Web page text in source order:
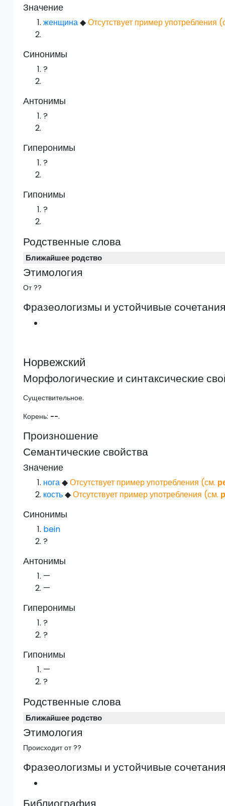
Значение
женщина◆Отсутствует пример употребления
Синонимы
?
Антонимы
?
Гиперонимы
?
Гипонимы
?
Родственные слова
Ближайшее родство
Этимология
От ??
Фразеологизмы и устойчивые
Норвежский
Морфологические и синтаксические
Существительное.
Корень: --.
Произношение
Семантические свойства
Значение
нога◆Отсутствует пример употребления (см.
кость◆Отсутствует пример употребления (см.
Синонимы
bein
?
Антонимы
—
—
Гиперонимы
?
?
Гипонимы
—
?
Родственные слова
Ближайшее родство
Этимология
Происходит от ??
Фразеологизмы и устойчивые